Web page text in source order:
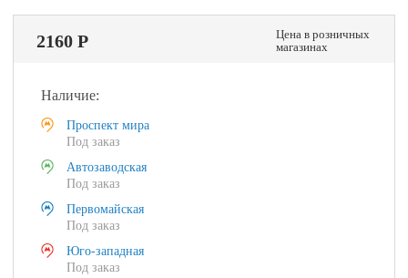
2160 Р
Цена в розничных
магазинах
Наличие:
Проспект мира
Под заказ
Автозаводская
Под заказ
Первомайская
Под заказ
Юго-западная
Под заказ